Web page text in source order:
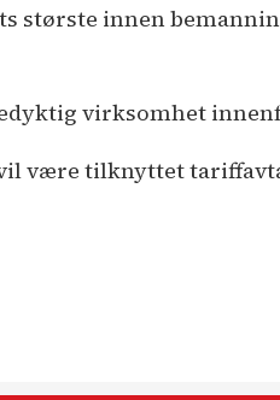
største innen
virksomhet
være tilknyttet